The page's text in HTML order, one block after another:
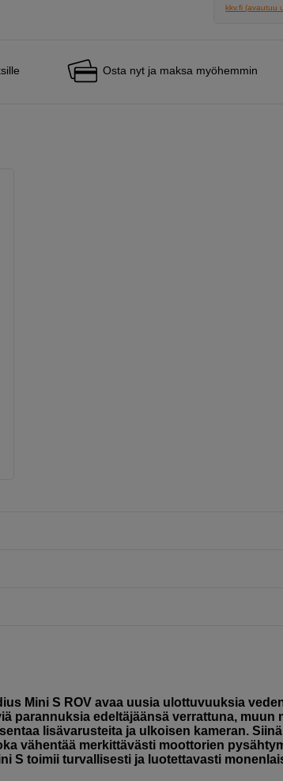
kkv.fi (avautuu
Osta nyt ja maksa myöhemmin
Mini S ROV avaa uusia ulottuvuuksia
parannuksia edeltäjäänsä verrattuna, muun
lisävarusteita ja ulkoisen kameran.
vähentää merkittävästi moottorien
S toimii turvallisesti ja luotettavasti